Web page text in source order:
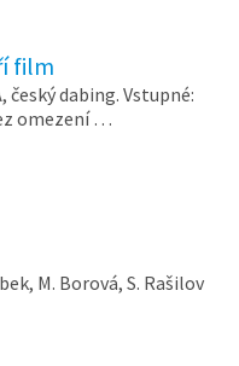
film
český dabing. Vstupné:
omezení …
M. Borová, S. Rašilov